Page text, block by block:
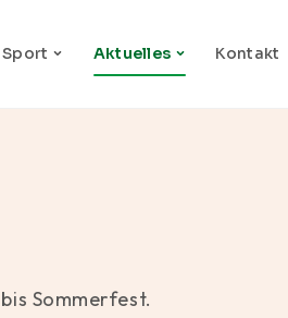
Sport Aktuelles Kontakt
Sommerfest.